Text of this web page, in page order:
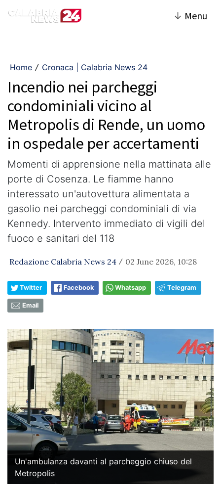
↓ Menu
Home / Cronaca | Calabria News 24
Incendio nei parcheggi
condominiali vicino al
Metropolis di Rende, un uomo
in ospedale per accertamenti
Momenti di apprensione nella mattinata alle
porte di Cosenza. Le fiamme hanno
interessato un'autovettura alimentata a
gasolio nei parcheggi condominiali di via
Kennedy. Intervento immediato di vigili del
fuoco e sanitari del 118
Redazione Calabria News 24 / 02 June 2026, 10:28
Twitter Facebook Whatsapp Telegram
Email
Un'ambulanza davanti al parcheggio chiuso del
Metropolis